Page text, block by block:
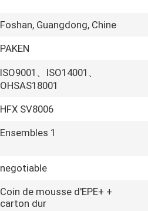
Foshan, Guangdong, Chine
PAKEN
ISO9001、ISO14001、
OHSAS18001
HFX SV8006
Ensembles 1
negotiable
Coin de mousse d'EPE+ +
carton dur